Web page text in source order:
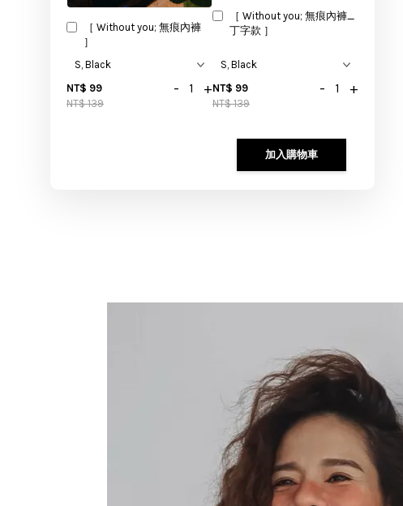
［ Without you; 無痕內褲
］
NT$ 99
NT$ 139
- +
［ Without you; 無痕內褲_
丁字款 ］
NT$ 99
NT$ 139
- +
加入購物車